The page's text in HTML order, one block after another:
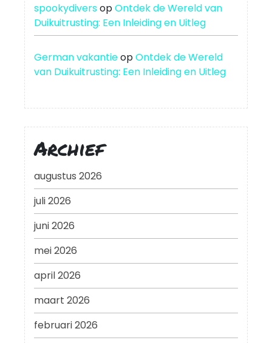
spookydiversopOntdek de Wereld van
Duikuitrusting: Een Inleiding en Uitleg
German vakantieopOntdek de Wereld
van Duikuitrusting: Een Inleiding en Uitleg
Archief
augustus 2026
juli 2026
juni 2026
mei 2026
april 2026
maart 2026
februari 2026